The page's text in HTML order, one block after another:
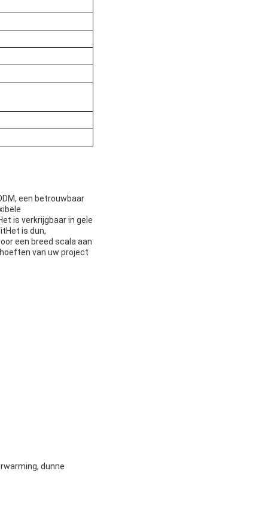
een betrouwbaar
is verkrijgbaar in gele
is dun,
een breed scala aan
van uw project
dunne